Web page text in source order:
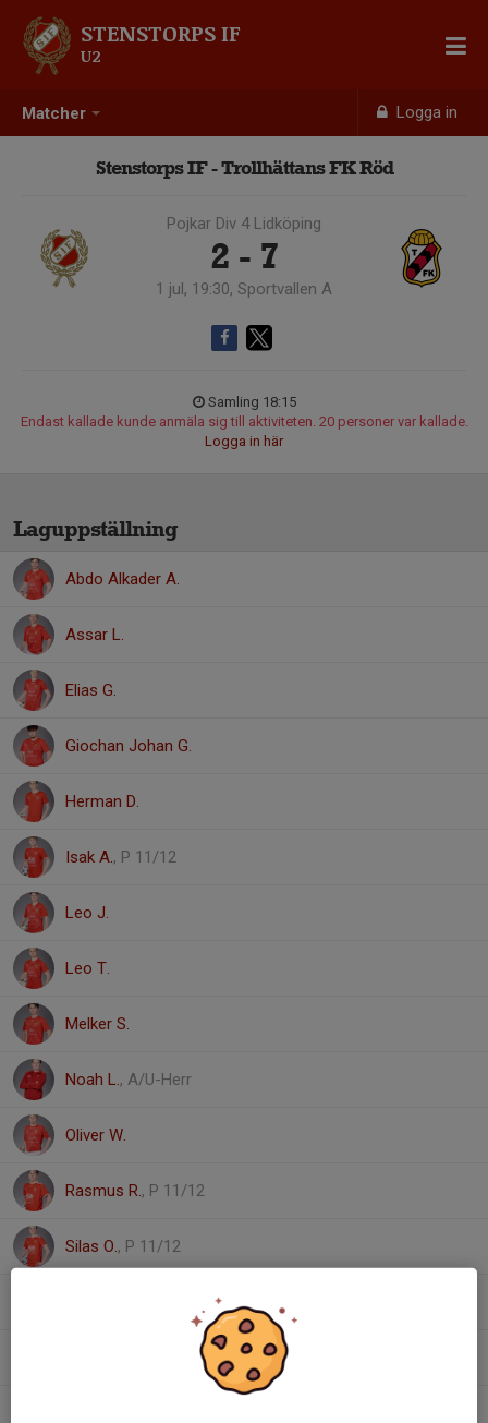
Matcher Logga in
STENSTORPS IF
U2
Stenstorps IF - Trollhättans FK Röd
Pojkar Div 4 Lidköping
2 - 7
1 jul, 19:30, Sportvallen A
Samling 18:15
Endast kallade kunde anmäla sig till aktiviteten. 20 personer var kallade.
Logga in här
Laguppställning
Abdo Alkader A.
Assar L.
Elias G.
Giochan Johan G.
Herman D.
Isak A., P 11/12
Leo J.
Leo T.
Melker S.
Noah L., A/U-Herr
Oliver W.
Rasmus R., P 11/12
Silas O., P 11/12